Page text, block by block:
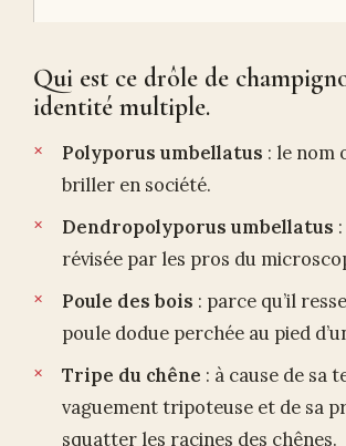
Qui est ce drôle de
identité multiple.
Polyporus umbellatus : le nom
briller en société.
Dendropolyporus umbellatus
révisée par les pros du
Poule des bois : parce qu’il
poule dodue perchée au pied
Tripe du chêne : à cause de sa
vaguement tripoteuse et de sa
squatter les racines des chênes.